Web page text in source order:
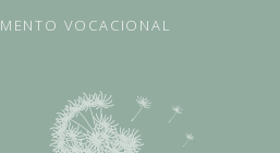
VOCACIONAL